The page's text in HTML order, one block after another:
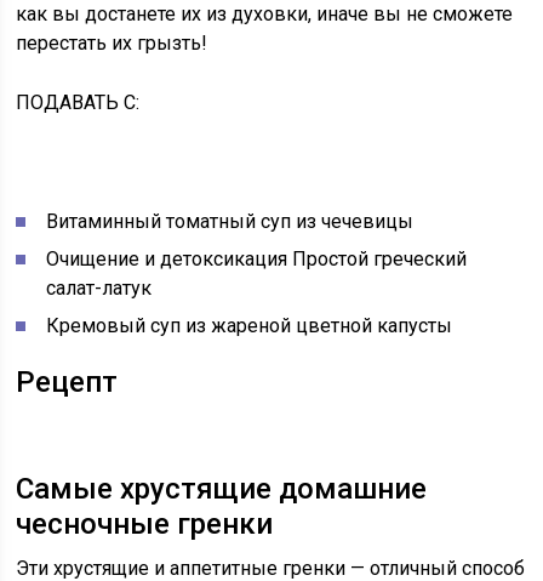
как вы достанете их из духовки, иначе вы не сможете
перестать их грызть!
ПОДАВАТЬ С:
Витаминный томатный суп из чечевицы
Очищение и детоксикация Простой греческий
салат-латук
Кремовый суп из жареной цветной капусты
Рецепт
Самые хрустящие домашние
чесночные гренки
Эти хрустящие и аппетитные гренки — отличный способ